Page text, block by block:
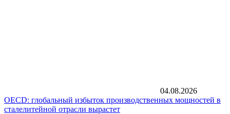
04.08.2026
OECD: глобальный избыток производственных мощностей в
сталелитейной отрасли вырастет